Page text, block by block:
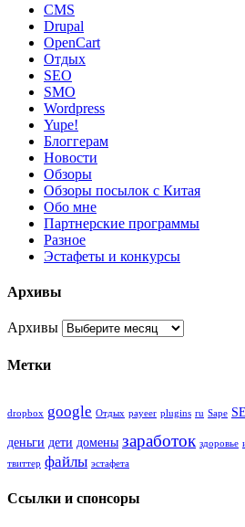
CMS
Drupal
OpenCart
Oтдых
SEO
SMO
Wordpress
Yupe!
Блоггерам
Новости
Обзоры
Обзоры посылок с Китая
Обо мне
Партнерские программы
Разное
Эстафеты и конкурсы
Архивы
Архивы
Метки
dropbox google Oтдых payeer plugins ru Sape
деньги дети домены заработок здоровье
твиттер файлы эстафета
Ссылки и спонсоры